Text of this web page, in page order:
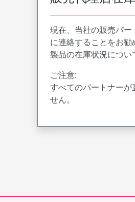
現在、当社の販売パー
に連絡することをお勧
製品の在庫状況につ
ご注意:
すべてのパートナー
せん。